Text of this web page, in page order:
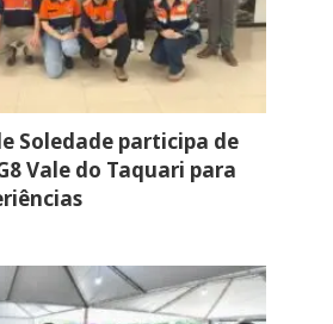
Soledade participa de
Vale do Taquari para